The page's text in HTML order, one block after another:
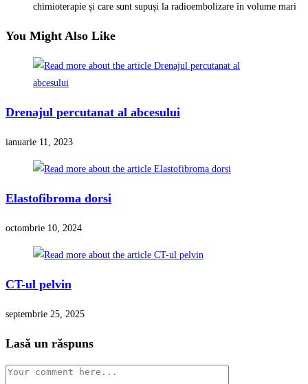
chimioterapie și care sunt supuși la radioembolizare în volume mari
You Might Also Like
Drenajul percutanat al abcesului
ianuarie 11, 2023
Elastofibroma dorsi
octombrie 10, 2024
CT-ul pelvin
septembrie 25, 2025
Lasă un răspuns
Comment